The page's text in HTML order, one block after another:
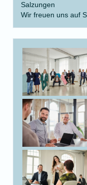
Salzungen
Wir freuen uns auf